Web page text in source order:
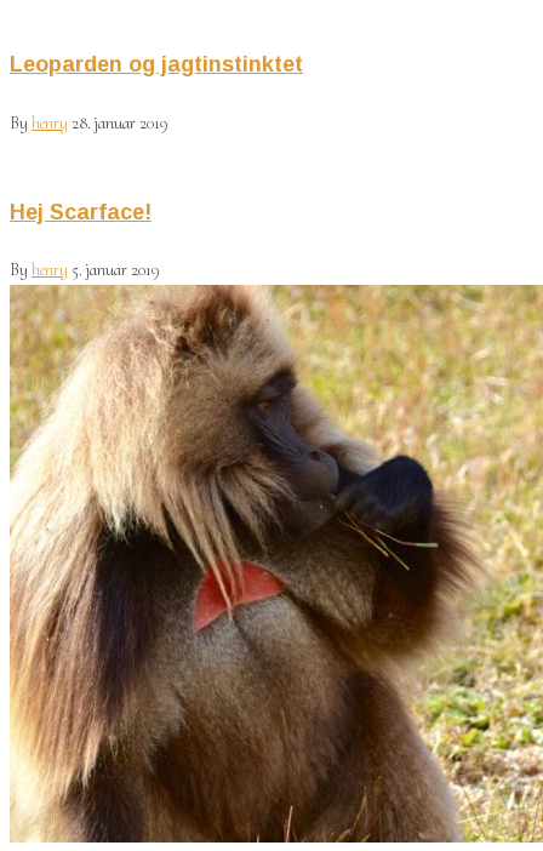
Leoparden og jagtinstinktet
By henry 28. januar 2019
Hej Scarface!
By henry 5. januar 2019